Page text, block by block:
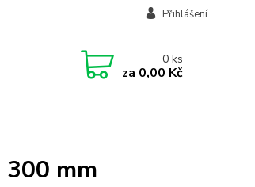
Přihlášení
0ks
za 0,00 Kč
mm